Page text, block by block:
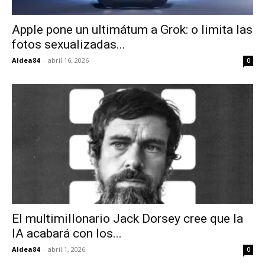
Apple pone un ultimátum a Grok: o limita las
fotos sexualizadas...
Aldea84 - abril 16, 2026 0
El multimillonario Jack Dorsey cree que la
IA acabará con los...
Aldea84 - abril 1, 2026 0